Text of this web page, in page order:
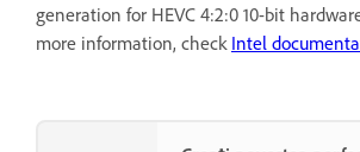
generation for HEVC 4:2:0 10-bit
more information, check Intel